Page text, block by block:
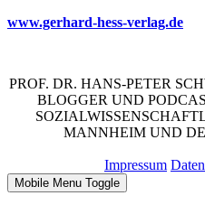
www.gerhard-hess-verlag.de
PROF. DR. HANS-PETER
BLOGGER UND
MANNHEIM UND
Impressum
Mobile Menu Toggle